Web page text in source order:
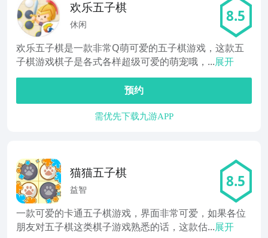
欢乐五子棋
休闲 8.5
欢乐五子棋是一款非常Q萌可爱的五子棋游戏，这款五
子棋游戏棋子是各式各样超级可爱的萌宠哦，...展开
预约
需优先下载九游APP
猫猫五子棋
益智 8.5
一款可爱的卡通五子棋游戏，界面非常可爱，如果各位
朋友对五子棋这类棋子游戏熟悉的话，这款估...展开